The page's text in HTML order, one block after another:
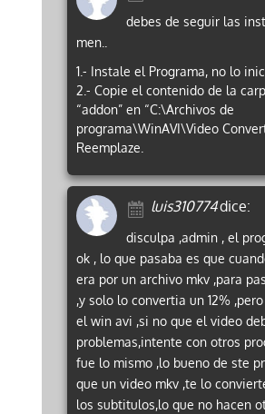
debes de seguir las
men..
1.- Instale el Programa, no lo
2.- Copie el contenido de la
“addon” en “C:\Archivos de
programa\WinAVI\Video
Reemplaze.
luis310774dice:
disculpa ,admin , el
ok , lo que pasaba es que
era por un archivo mkv ,para
,y solo lo convertia un 12%
el win avi ,si no que el video
problemas,intente con otros
fue lo mismo ,lo bueno de ste
que un video mkv ,te lo
los subtitulos,lo que no hacen